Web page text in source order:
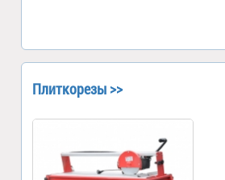
Плиткорезы >>